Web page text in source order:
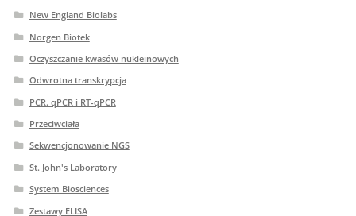
New England Biolabs
Norgen Biotek
Oczyszczanie kwasów nukleinowych
Odwrotna transkrypcja
PCR. qPCR i RT-qPCR
Przeciwciała
Sekwencjonowanie NGS
St. John's Laboratory
System Biosciences
Zestawy ELISA